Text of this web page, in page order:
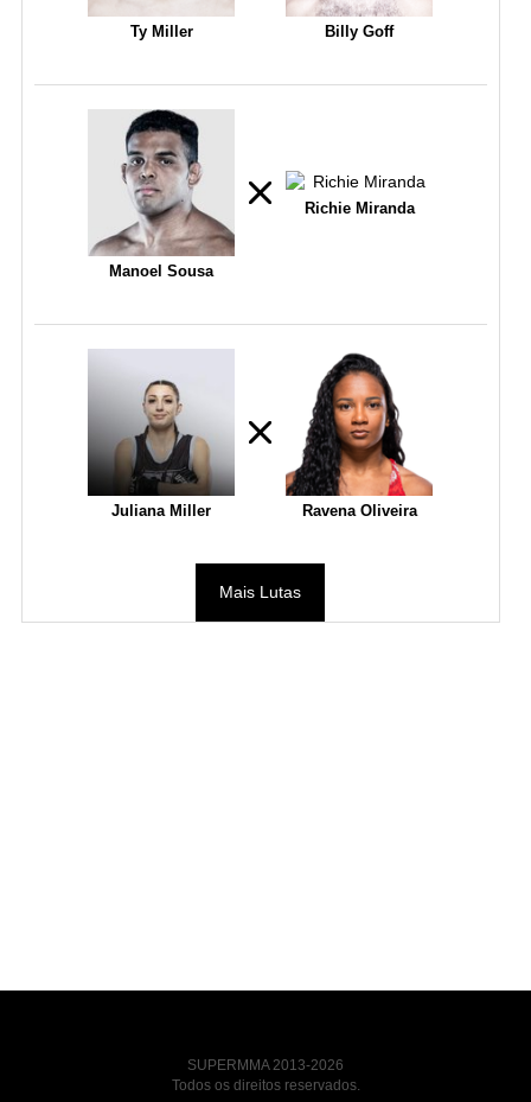
Ty Miller Billy Goff
Manoel Sousa
Richie Miranda
Juliana Miller Ravena Oliveira
Mais Lutas
SUPERMMA 2013-2026
Todos os direitos reservados.